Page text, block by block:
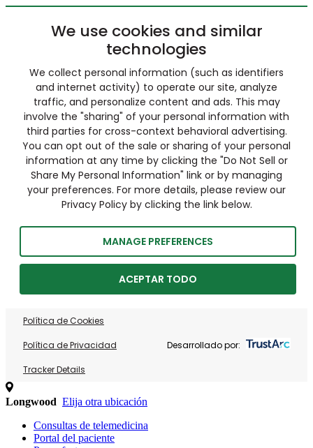
We use cookies and similar
technologies
We collect personal information (such as identifiers
and internet activity) to operate our site, analyze
traffic, and personalize content and ads. This may
involve the "sharing" of your personal information with
third parties for cross-context behavioral advertising.
You can opt out of the sale or sharing of your personal
information at any time by clicking the "Do Not Sell or
Share My Personal Information" link or by managing
your preferences. For more details, please review our
Privacy Policy by clicking the link below.
MANAGE PREFERENCES
ACEPTAR TODO
Política de Cookies
Política de Privacidad
Tracker Details
Desarrollado por:
Longwood Elija otra ubicación
Consultas de telemedicina
Portal del paciente